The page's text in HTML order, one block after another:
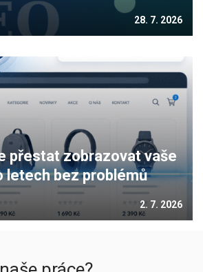
28. 7. 2026
přestat zobrazovat vaše
letech bez problémů
2. 7. 2026